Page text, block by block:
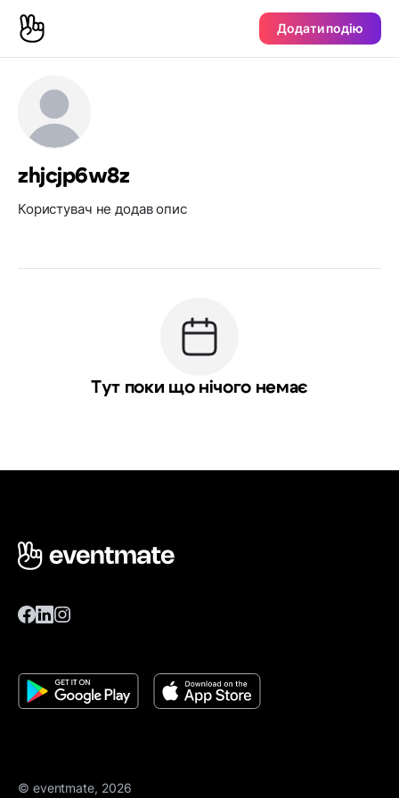
Додати подію
zhjcjp6w8z
Користувач не додав опис
Тут поки що нічого немає
© eventmate, 2026